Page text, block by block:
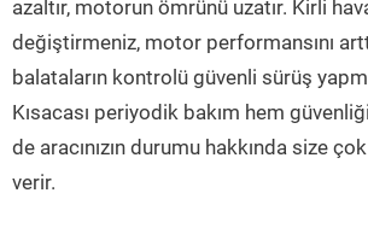
azaltır, motorun ömrünü uzatır. Kirli
değiştirmeniz, motor performansını
balataların kontrolü güvenli sürüş
Kısacası periyodik bakım hem
de aracınızın durumu hakkında size
verir.